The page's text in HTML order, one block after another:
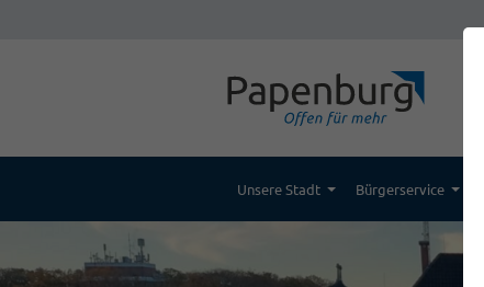
Unsere Stadt Bürgerservice